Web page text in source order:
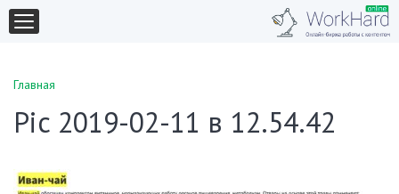
Главная
Pic 2019-02-11 в 12.54.42